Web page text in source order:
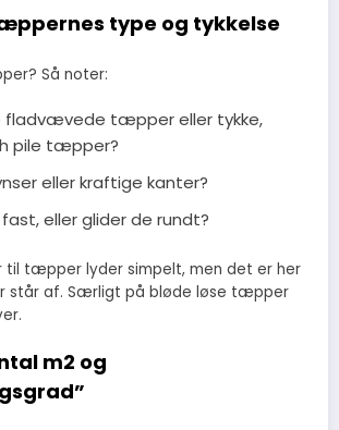
type og tykkelse
Så noter:
fladvævede tæpper eller tykke,
pile tæpper?
eller kraftige kanter?
eller glider de rundt?
til tæpper lyder simpelt, men det er her
står af. Særligt på bløde løse tæpper
m2 og